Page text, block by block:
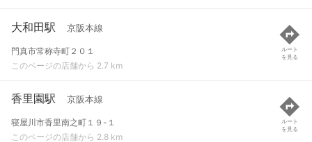
大和田駅 京阪本線
門真市常称寺町２０１
このページの店舗から 2.7 km
ルート
を見る
香里園駅 京阪本線
寝屋川市香里南之町１９-１
このページの店舗から 2.8 km
ルート
を見る